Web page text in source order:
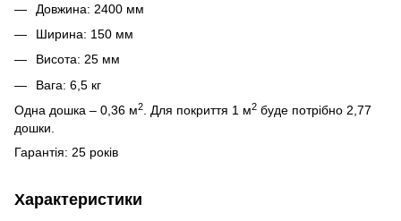
Довжина: 2400 мм
Ширина: 150 мм
Висота: 25 мм
Вага: 6,5 кг
Одна дошка – 0,36 м2 . Для покриття 1 м2 буде потрібно 2,77
дошки.
Гарантія: 25 років
Характеристики